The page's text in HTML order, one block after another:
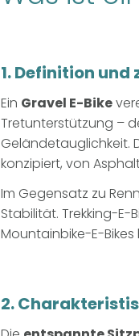
1. Definition
Ein Gravel E-Bike
Tretunterstützung –
Geländetauglichkeit.
konzipiert, von
Im Gegensatz zu
Stabilität. Trekking-
Mountainbike-E-
2.